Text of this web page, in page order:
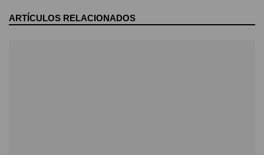
ARTÍCULOS RELACIONADOS